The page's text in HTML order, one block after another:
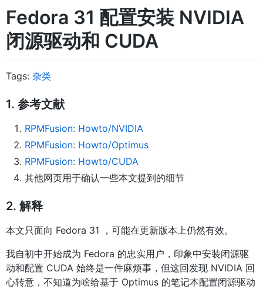
Fedora 31 配置安装 NVIDIA
闭源驱动和 CUDA
Tags: 杂类
1. 参考文献
RPMFusion: Howto/NVIDIA
RPMFusion: Howto/Optimus
RPMFusion: Howto/CUDA
其他网页用于确认一些本文提到的细节
2. 解释
本文只面向 Fedora 31 ，可能在更新版本上仍然有效。
我自初中开始成为 Fedora 的忠实用户，印象中安装闭源驱
动和配置 CUDA 始终是一件麻烦事，但这回发现 NVIDIA 回
心转意，不知道为啥给基于 Optimus 的笔记本配置闭源驱动